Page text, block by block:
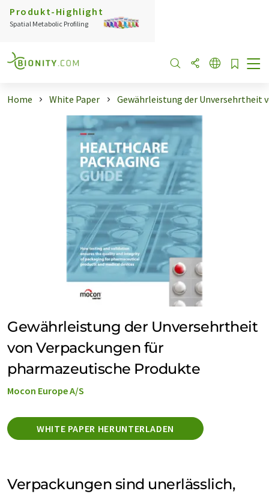
Produkt-Highlight
Spatial Metabolic Profiling
Home White Paper Gewährleistung der Unversehrtheit
Gewährleistung der Unversehrtheit
von Verpackungen für
pharmazeutische Produkte
Mocon Europe A/S
WHITE PAPER HERUNTERLADEN
Verpackungen sind unerlässlich,